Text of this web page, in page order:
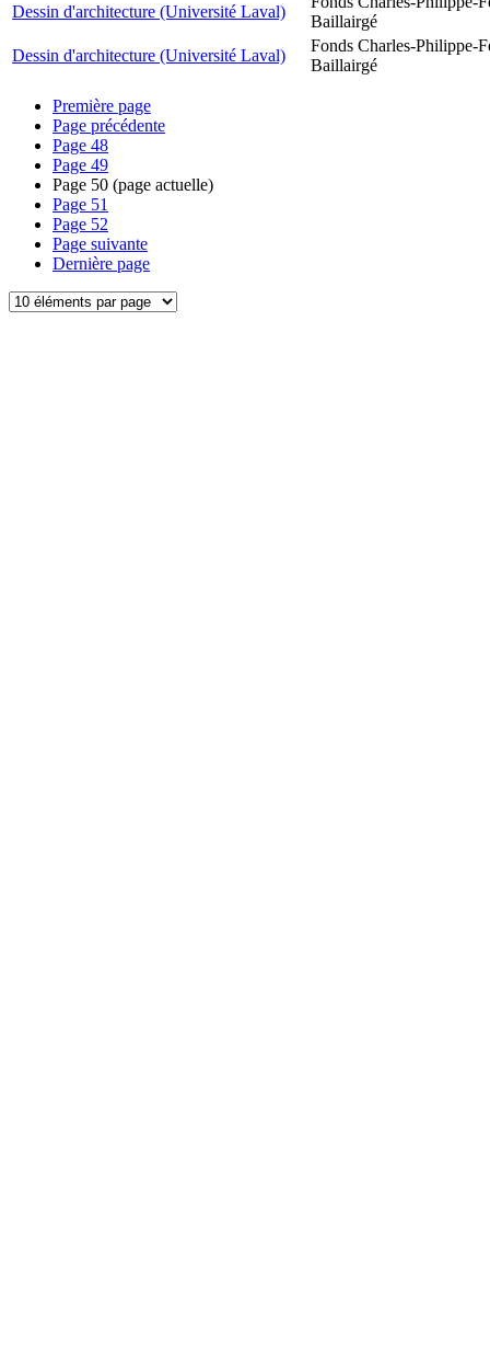
Dessin d'architecture (Université Laval)
Baillairgé
Dessin d'architecture (Université Laval)
Fonds Charles-Philippe-
Baillairgé
Première page
Page précédente
Page 48
Page 49
Page 50 (page actuelle)
Page 51
Page 52
Page suivante
Dernière page